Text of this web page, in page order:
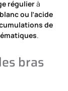
régulierà
ou l’acide
de
.
bras